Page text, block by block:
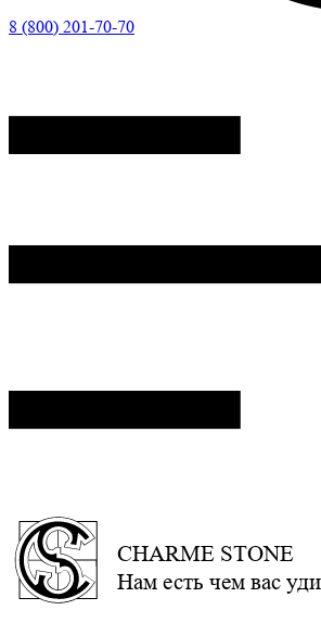
8 (800) 201-70-70
CHARME STONE
Нам есть чем вас